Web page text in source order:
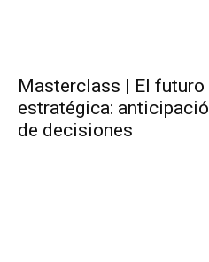
Masterclass | El
estratégica:
de decisiones